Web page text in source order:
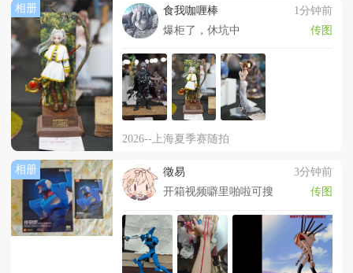
相册 食我咖喱棒
1分钟前
爆柜了，休坑中
传图
2026--上海夏季赛随拍
相册 徵易
3分钟前
开箱视频噼里啪啦可搜
传图